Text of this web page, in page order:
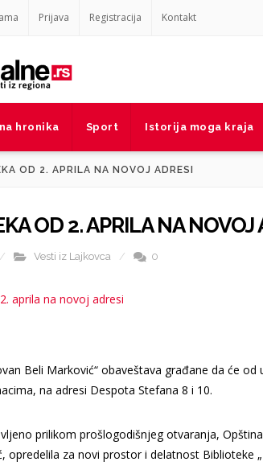
Prijava Registracija Kontakt
hronika Sport Istorija moga kraja
OD 2. APRILA NA NOVOJ ADRESI
OD 2. APRILA NA NOVOJ
Vesti iz Lajkovca 0
Beli Marković“ obaveštava građane da će
na adresi Despota Stefana 8 i 10.
prilikom prošlogodišnjeg otvaranja,
opredelila za novi prostor i delatnost Biblioteke